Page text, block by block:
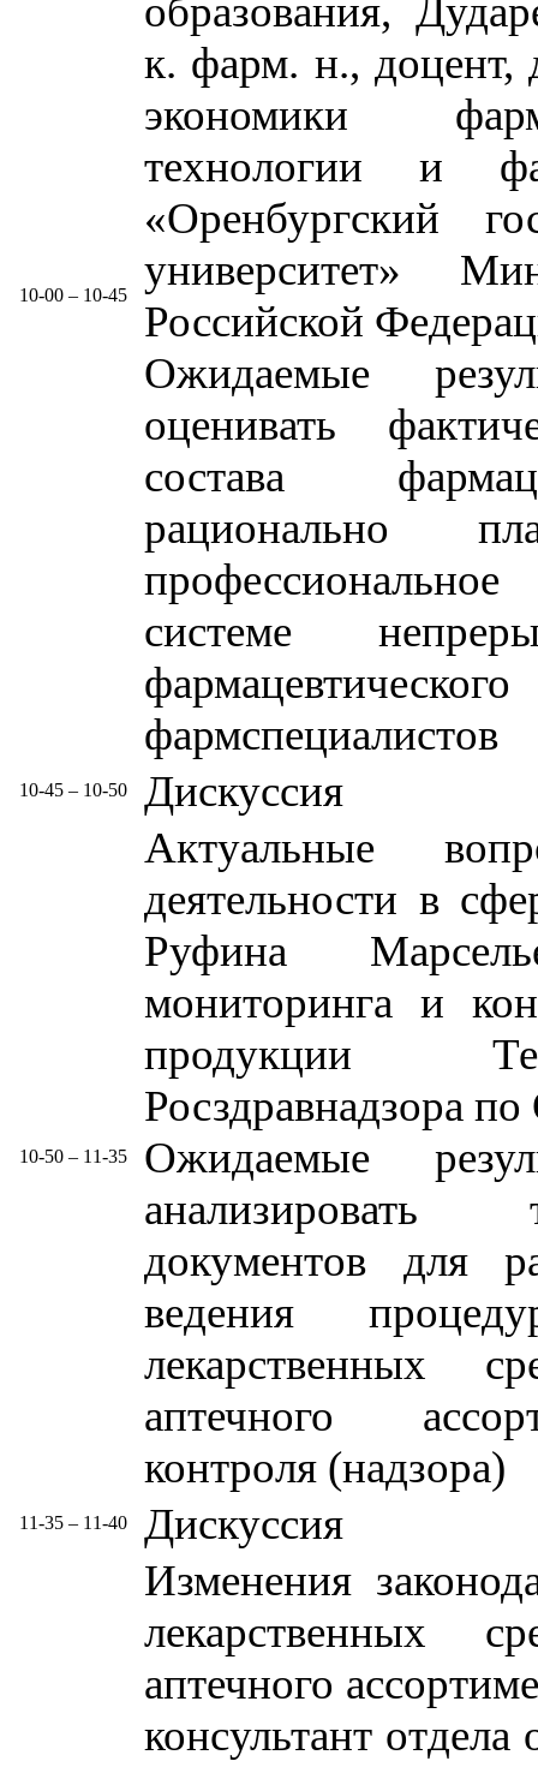
10-00 – 10-45
образования,
к. фарм. н., доцент,
экономики
технологии и
«Оренбургский
университет»
Российской
Ожидаемые
оценивать
состава
рационально
системе
фармспециалистов
10-45 – 10-50 Дискуссия
10-50 – 11-35
Актуальные
деятельности в
Руфина
мониторинга и
продукции
Росздравнадзора
Ожидаемые
анализировать
документов для
ведения
лекарственных
аптечного
контроля (надзора)
11-35 – 11-40 Дискуссия
Изменения
лекарственных
аптечного
консультант